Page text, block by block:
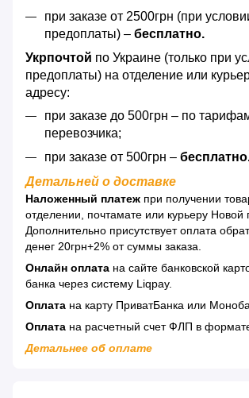
при заказе от 2500грн (при
предоплаты) – бесплатно.
Укрпочтой по Украине (только при
предоплаты) на отделение или
адресу:
при заказе до 500грн – по
перевозчика;
при заказе от 500грн –
Детальней о доставке
Наложенный платеж при получении
отделении, почтамате или курьеру Новой
Дополнительно присутствует оплата
денег 20грн+2% от суммы заказа.
Онлайн оплата на сайте банковской
банка через систему Liqpay.
Оплата на карту ПриватБанка или
Оплата на расчетный счет ФЛП в
Детальнее об оплате